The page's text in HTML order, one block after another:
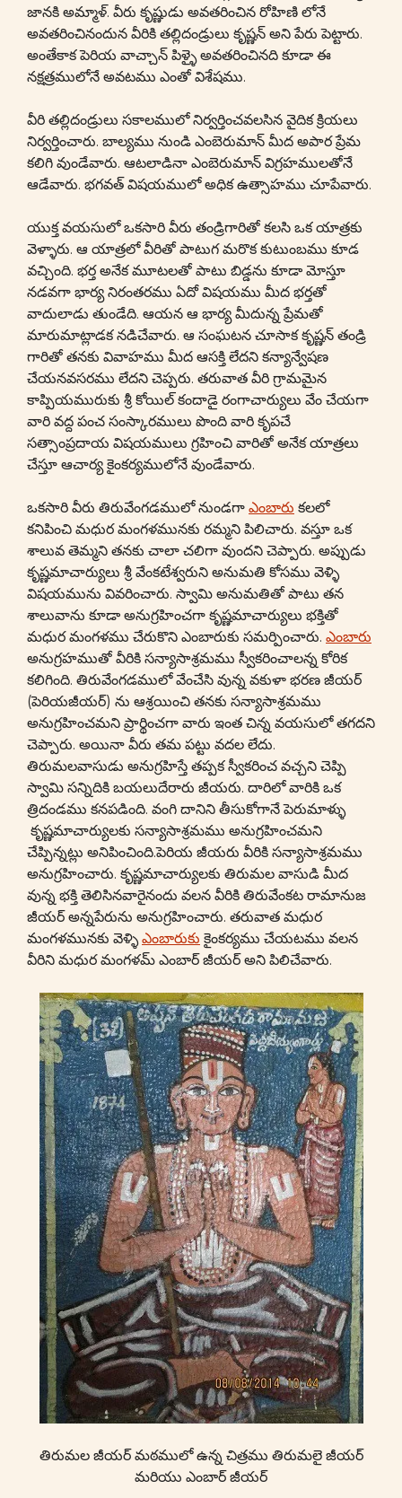
జానకి అమ్మాళ్. వీరు కృష్ణుడు అవతరించిన రోహిణి లోనే
అవతరించినందున వీరికి తల్లిదండ్రులు కృష్ణన్ అని పేరు పెట్టారు.
అంతేకాక పెరియ వాచ్చాన్ పిళ్ళై అవతరించినది కూడా ఈ
నక్షత్రములోనే అవటము ఎంతో విశేషము.
వీరి తల్లిదండ్రులు సకాలములో నిర్వర్తించవలసిన వైదిక క్రియలు
నిర్వర్తించారు. బాల్యము నుండి ఎంబెరుమాన్ మీద అపార ప్రేమ
కలిగి వుండేవారు. ఆటలాడినా ఎంబెరుమాన్ విగ్రహములతోనే
ఆడేవారు. భగవత్ విషయములో అధిక ఉత్సాహము చూపేవారు.
యుక్త వయసులో ఒకసారి వీరు తండ్రిగారితో కలసి ఒక యాత్రకు
వెళ్ళారు. ఆ యాత్రలో వీరితో పాటుగ మరొక కుటుంబము కూడ
వచ్చింది. భర్త అనేక మూటలతో పాటు బిడ్డను కూడా మోస్తూ
నడవగా భార్య నిరంతరము ఏదో విషయము మీద భర్తతో
వాదులాడు తుండేది. ఆయన ఆ భార్య మీదున్న ప్రేమతో
మారుమాట్లాడక నడిచేవారు. ఆ సంఘటన చూసాక కృష్ణన్ తండ్రి
గారితో తనకు వివాహము మీద ఆసక్తి లేదని కన్యాన్వేషణ
చేయనవసరము లేదని చెప్పరు. తరువాత వీరి గ్రామమైన
కాప్పియమురుకు శ్రీ కోయిల్ కందాడై రంగాచార్యులు వేం చేయగా
వారి వద్ద పంచ సంస్కారములు పొంది వారి కృపచే
సత్సాంప్రదాయ విషయములు గ్రహించి వారితో అనేక యాత్రలు
చేస్తూ ఆచార్య కైంకర్యములోనే వుండేవారు.
ఒకసారి వీరు తిరువేంగడములో నుండగా ఎంబారు కలలో
కనిపించి మధుర మంగళమునకు రమ్మని పిలిచారు. వస్తూ ఒక
శాలువ తెమ్మని తనకు చాలా చలిగా వుందని చెప్పారు. అప్పుడు
కృష్ణమాచార్యులు శ్రీ వేంకటేశ్వరుని అనుమతి కోసము వెళ్ళి
విషయమును వివరించారు. స్వామి అనుమతితో పాటు తన
శాలువాను కూడా అనుగ్రహించగా కృష్ణమాచార్యులు భక్తితో
మధుర మంగళము చేరుకొని ఎంబారుకు సమర్పించారు. ఎంబారు
అనుగ్రహముతో వీరికి సన్యాసాశ్రమము స్వీకరించాలన్న కోరిక
కలిగింది. తిరువేంగడములో వేంచేసి వున్న వకుళా భరణ జీయర్
(పెరియజీయర్) ను ఆశ్రయించి తనకు సన్యాసాశ్రమము
అనుగ్రహించమని ప్రార్థించగా వారు ఇంత చిన్న వయసులో తగదని
చెప్పారు. అయినా వీరు తమ పట్టు వదల లేదు.
తిరుమలవాసుడు అనుగ్రహిస్తే తప్పక స్వీకరించ వచ్చని చెప్పి
స్వామి సన్నిదికి బయలుదేరారు జీయరు. దారిలో వారికి ఒక
త్రిదండము కనపడింది. వంగి దానిని తీసుకోగానే పెరుమాళ్ళు
కృష్ణమాచార్యులకు సన్యాసాశ్రమము అనుగ్రహించమని
చేప్పిన్నట్లు అనిపించింది.పెరియ జీయరు వీరికి సన్యాసాశ్రమము
అనుగ్రహించారు. కృష్ణమాచార్యులకు తిరుమల వాసుడి మీద
వున్న భక్తి తెలిసినవారైనందు వలన వీరికి తిరువేంకట రామానుజ
జీయర్ అన్నపేరును అనుగ్రహించారు. తరువాత మధుర
మంగళమునకు వెళ్ళిఎంబారుకు కైంకర్యము చేయటము వలన
వీరిని మధుర మంగళమ్ ఎంబార్ జీయర్ అని పిలిచేవారు.
తిరుమల జీయర్ మఠములో ఉన్న చిత్రము తిరుమలై జీయర్
మరియు ఎంబార్ జీయర్